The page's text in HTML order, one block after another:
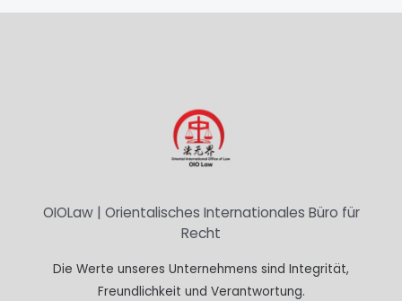
OIOLaw | Orientalisches Internationales Büro für
Recht
Die Werte unseres Unternehmens sind Integrität,
Freundlichkeit und Verantwortung.